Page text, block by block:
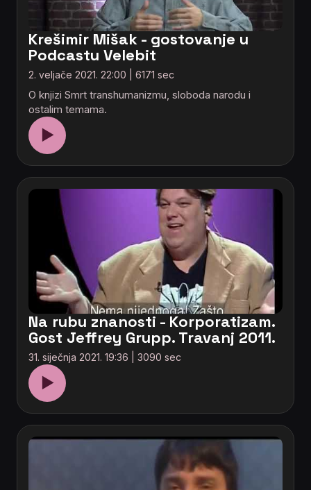
Krešimir Mišak - gostovanje u
Podcastu Velebit
2. veljače 2021. 22:00 | 6171 sec
O knjizi Smrt transhumanizmu, sloboda narodu i
ostalim temama.
▶
Na rubu znanosti - Korporatizam.
Gost Jeffrey Grupp. Travanj 2011.
31. siječnja 2021. 19:36 | 3090 sec
▶